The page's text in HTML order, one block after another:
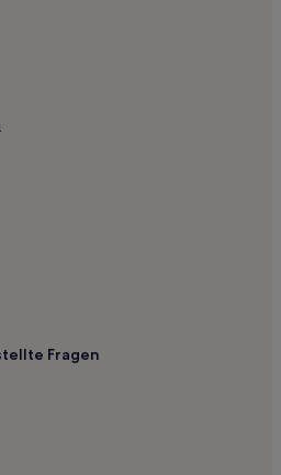
Boulogne
Fontinettes
Beurière
Fragen